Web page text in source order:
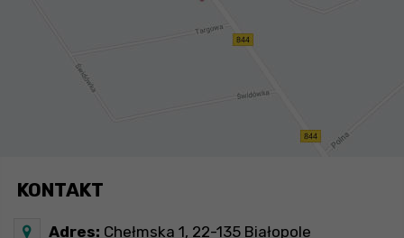
KONTAKT
Adres: Chełmska 1, 22-135 Białopole